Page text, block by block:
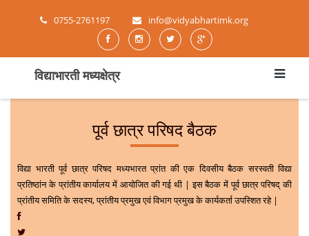
0755-2761197 info@vidyabhartimk.org
विद्याभारती मध्यक्षेत्र
पूर्व छात्र परिषद बैठक
विद्या भारती पूर्व छात्र परिषद मध्यभारत प्रांत की एक दिवसीय बैठक सरस्वती विद्या
प्रतिष्ठांन के प्रांतीय कार्यालय में आयोजित की गई थी | इस बैठक में पूर्व छात्र परिषद् की
प्रांतीय समिति के सदस्य, प्रांतीय प्रमुख एवं विभाग प्रमुख के कार्यकर्ता उपस्शित रहे |